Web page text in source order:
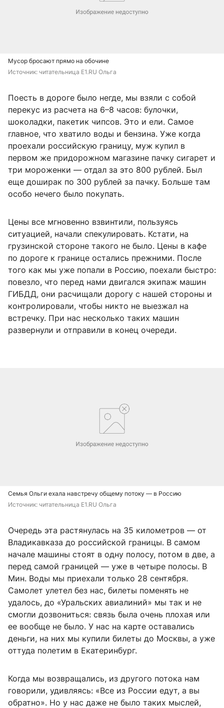
Мусор бросают прямо на обочине
Источник: читательница E1.RU Ольга
Поесть в дороге было негде, мы взяли с собой
перекус из расчета на 6–8 часов: булочки,
шоколадки, пакетик чипсов. Это и ели. Самое
главное, что хватило воды и бензина. Уже когда
проехали российскую границу, муж купил в
первом же придорожном магазине пачку сигарет и
три мороженки — отдал за это 800 рублей. Был
еще доширак по 300 рублей за пачку. Больше там
особо нечего было покупать.
Цены все мгновенно взвинтили, пользуясь
ситуацией, начали спекулировать. Кстати, на
грузинской стороне такого не было. Цены в кафе
по дороге к границе остались прежними. После
того как мы уже попали в Россию, поехали быстро:
повезло, что перед нами двигался экипаж машин
ГИБДД, они расчищали дорогу с нашей стороны и
контролировали, чтобы никто не выезжал на
встречку. При нас несколько таких машин
развернули и отправили в конец очереди.
Семья Ольги ехала навстречу общему потоку — в Россию
Источник: читательница E1.RU Ольга
Очередь эта растянулась на 35 километров — от
Владикавказа до российской границы. В самом
начале машины стоят в одну полосу, потом в две, а
перед самой границей — уже в четыре полосы. В
Мин. Воды мы приехали только 28 сентября.
Самолет улетел без нас, билеты поменять не
удалось, до «Уральских авиалиний» мы так и не
смогли дозвониться: связь была очень плохая или
ее вообще не было. У нас на карте оставались
деньги, на них мы купили билеты до Москвы, а уже
оттуда полетим в Екатеринбург.
Когда мы возвращались, из другого потока нам
говорили, удивляясь: «Все из России едут, а вы
обратно». Но у нас даже не было таких мыслей,